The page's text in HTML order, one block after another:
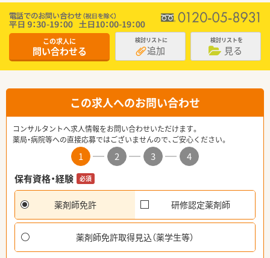
この求人に
問い合わせる
検討リストに
追加
検討リストを
見る
この求人へのお問い合わせ
コンサルタントへ求人情報をお問い合わせいただけます。
薬局・病院等への直接応募ではございませんので、ご安心ください。
1 2 3
4
保有資格・経験
必須
薬剤師免許 研修認定薬剤師
薬剤師免許取得見込（薬学生等）